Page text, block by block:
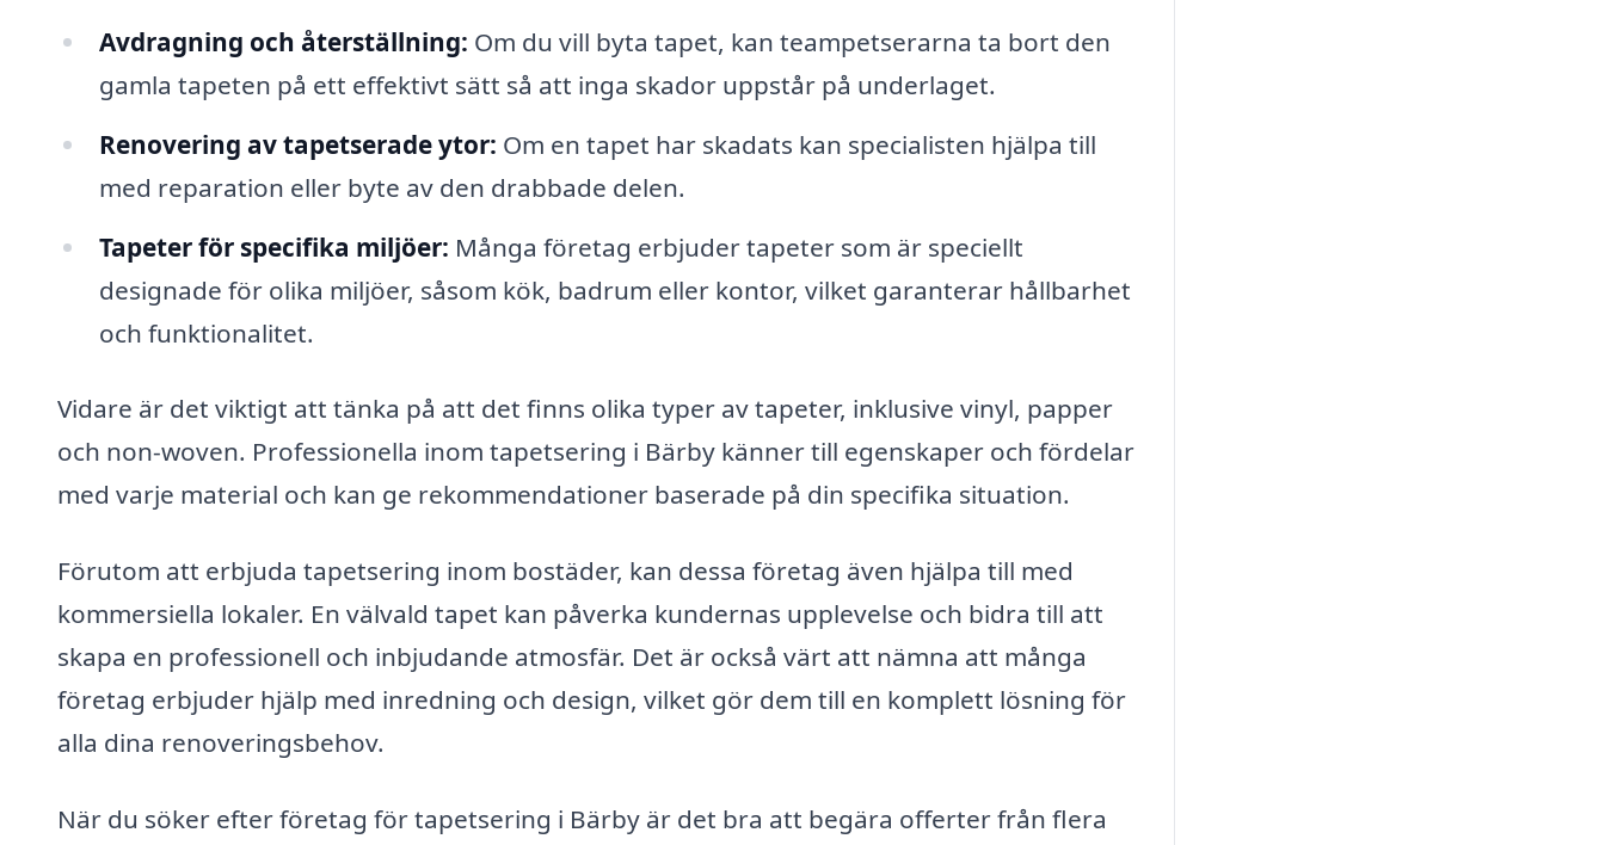
Avdragning och återställning: Om du vill byta tapet, kan teampetserarna ta bort den
gamla tapeten på ett effektivt sätt så att inga skador uppstår på underlaget.
Renovering av tapetserade ytor: Om en tapet har skadats kan specialisten hjälpa till
med reparation eller byte av den drabbade delen.
Tapeter för specifika miljöer: Många företag erbjuder tapeter som är speciellt
designade för olika miljöer, såsom kök, badrum eller kontor, vilket garanterar hållbarhet
och funktionalitet.
Vidare är det viktigt att tänka på att det finns olika typer av tapeter, inklusive vinyl, papper
och non-woven. Professionella inom tapetsering i Bärby känner till egenskaper och fördelar
med varje material och kan ge rekommendationer baserade på din specifika situation.
Förutom att erbjuda tapetsering inom bostäder, kan dessa företag även hjälpa till med
kommersiella lokaler. En välvald tapet kan påverka kundernas upplevelse och bidra till att
skapa en professionell och inbjudande atmosfär. Det är också värt att nämna att många
företag erbjuder hjälp med inredning och design, vilket gör dem till en komplett lösning för
alla dina renoveringsbehov.
När du söker efter företag för tapetsering i Bärby är det bra att begära offerter från flera